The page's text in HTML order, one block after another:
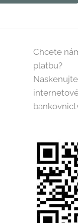
Chcete
platbu?